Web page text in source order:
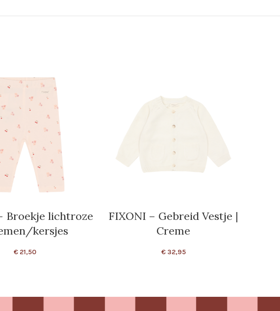
Broekje lichtroze
kersjes
€21,50
FIXONI – Gebreid Vestje |
Creme
€32,95